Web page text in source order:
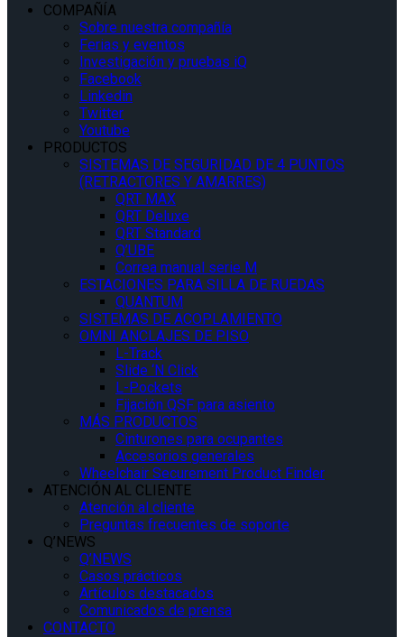
COMPAÑÍA
Sobre nuestra compañía
Ferias y eventos
Investigación y pruebas iQ
Facebook
Linkedin
Twitter
Youtube
PRODUCTOS
SISTEMAS DE SEGURIDAD DE 4 PUNTOS
(RETRACTORES Y AMARRES)
QRT MAX
QRT Deluxe
QRT Standard
Q’UBE
Correa manual serie M
ESTACIONES PARA SILLA DE RUEDAS
QUANTUM
SISTEMAS DE ACOPLAMIENTO
OMNI ANCLAJES DE PISO
L-Track
Slide ‘N Click
L-Pockets
Fijación QSF para asiento
MÁS PRODUCTOS
Cinturones para ocupantes
Accesorios generales
Wheelchair Securement Product Finder
ATENCIÓN AL CLIENTE
Atención al cliente
Preguntas frecuentes de soporte
Q’NEWS
Q’NEWS
Casos prácticos
Artículos destacados
Comunicados de prensa
CONTACTO